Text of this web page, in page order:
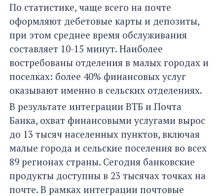
По статистике, чаще всего на почте
оформляют дебетовые карты и депозиты,
при этом среднее время обслуживания
составляет 10-15 минут. Наиболее
востребованы отделения в малых городах и
поселках: более 40% финансовых услуг
оказывают именно в сельских отделениях.
В результате интеграции ВТБ и Почта
Банка, охват финансовыми услугами вырос
до 13 тысяч населенных пунктов, включая
малые города и сельские поселения во всех
89 регионах страны. Сегодня банковские
продукты доступны в 23 тысячах точках на
почте. В рамках интеграции почтовые